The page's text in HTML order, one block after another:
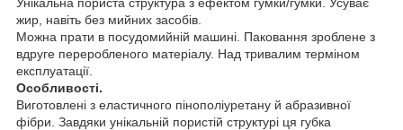
жир, навіть без мийних засобів.
Можна прати в посудомийній машині. Паковання зроблене з
вдруге переробленого матеріалу. Над тривалим терміном
експлуатації.
Особливості.
Виготовлені з еластичного пінополіуретану й абразивної
фібри. Завдяки унікальній пористій структурі ця губка